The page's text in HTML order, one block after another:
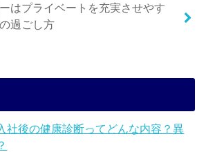
はプライベートを充実させやす
過ごし方
社後の健康診断ってどんな内容？異